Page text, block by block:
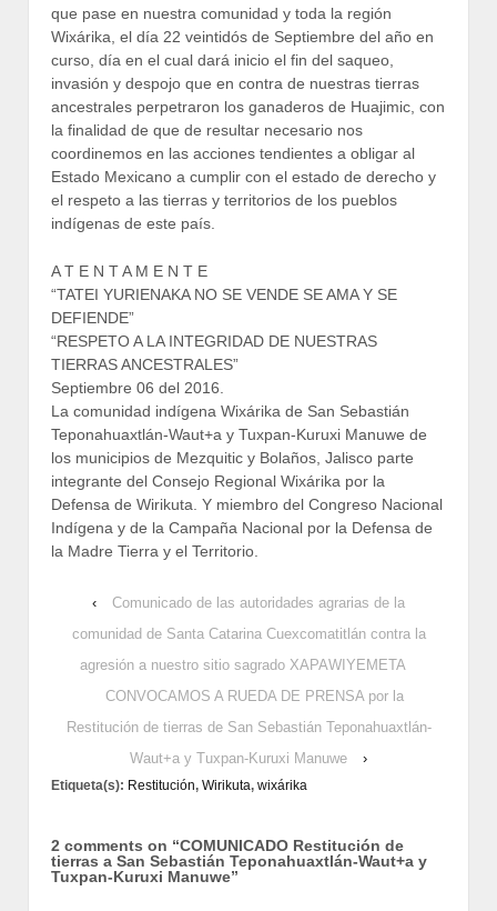
que pase en nuestra comunidad y toda la región
Wixárika, el día 22 veintidós de Septiembre del año en
curso, día en el cual dará inicio el fin del saqueo,
invasión y despojo que en contra de nuestras tierras
ancestrales perpetraron los ganaderos de Huajimic, con
la finalidad de que de resultar necesario nos
coordinemos en las acciones tendientes a obligar al
Estado Mexicano a cumplir con el estado de derecho y
el respeto a las tierras y territorios de los pueblos
indígenas de este país.
A T E N T A M E N T E
“TATEI YURIENAKA NO SE VENDE SE AMA Y SE
DEFIENDE”
“RESPETO A LA INTEGRIDAD DE NUESTRAS
TIERRAS ANCESTRALES”
Septiembre 06 del 2016.
La comunidad indígena Wixárika de San Sebastián
Teponahuaxtlán-Waut+a y Tuxpan-Kuruxi Manuwe de
los municipios de Mezquitic y Bolaños, Jalisco parte
integrante del Consejo Regional Wixárika por la
Defensa de Wirikuta. Y miembro del Congreso Nacional
Indígena y de la Campaña Nacional por la Defensa de
la Madre Tierra y el Territorio.
‹
Comunicado de las autoridades agrarias de la
comunidad de Santa Catarina Cuexcomatitlán contra la
agresión a nuestro sitio sagrado XAPAWIYEMETA
CONVOCAMOS A RUEDA DE PRENSA por la
Restitución de tierras de San Sebastián Teponahuaxtlán-
Waut+a y Tuxpan-Kuruxi Manuwe
›
Etiqueta(s): Restitución, Wirikuta, wixárika
2 comments on “COMUNICADO Restitución de
tierras a San Sebastián Teponahuaxtlán-Waut+a y
Tuxpan-Kuruxi Manuwe”